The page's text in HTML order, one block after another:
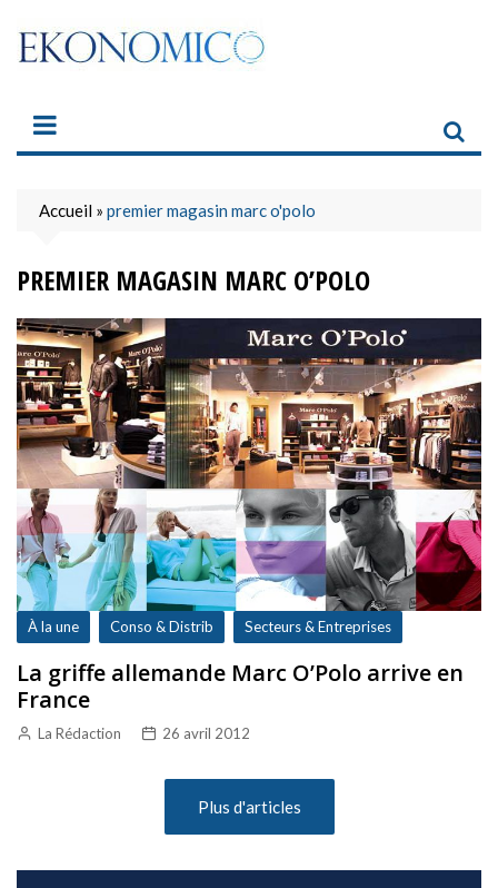
content
Accueil » premier magasin marc o'polo
PREMIER MAGASIN MARC O’POLO
À la une Conso & Distrib Secteurs & Entreprises
La griffe allemande Marc O’Polo arrive en
France
La Rédaction 26 avril 2012
Plus d'articles